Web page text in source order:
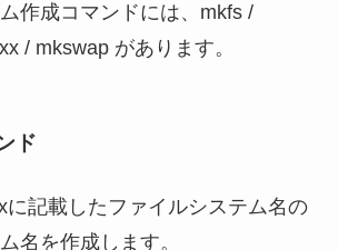
作成コマンドには、mkfs /
/ mkswap があります。
ド
に記載したファイルシステム名の
名を作成します。